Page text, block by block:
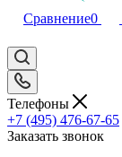
Сравнение0
Телефоны
+7 (495) 476-67-65
Заказать звонок